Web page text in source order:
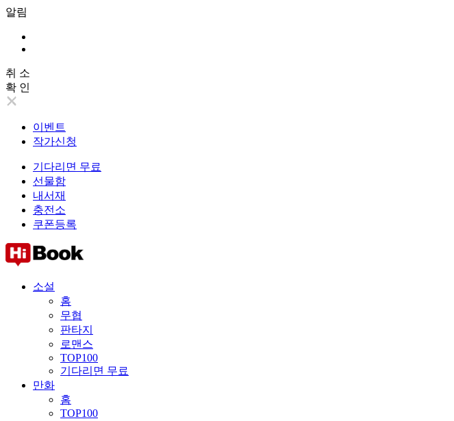
알림
취 소
확 인
이벤트
작가신청
기다리면 무료
선물함
내서재
충전소
쿠폰등록
소설
홈
무협
판타지
로맨스
TOP100
기다리면 무료
만화
홈
TOP100